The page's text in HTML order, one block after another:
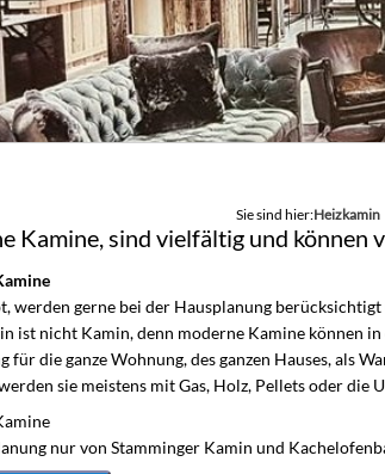
Sie sind hier:Heizkamin
Kamine, sind vielfältig und können
werden gerne bei der Hausplanung
ist nicht Kamin, denn moderne Kamine können
für die ganze Wohnung, des ganzen Hauses, als
sie meistens mit Gas, Holz, Pellets oder
nur von Stamminger Kamin und